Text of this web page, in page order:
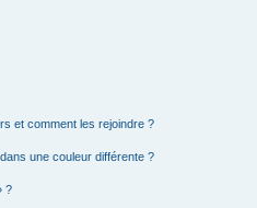
et comment les rejoindre ?
une couleur différente ?
?